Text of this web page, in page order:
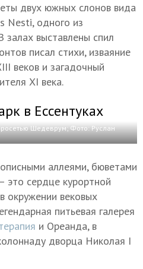
двух южных слонов вида
Nesti, одного из
залах выставлены спил
писал стихи, изваяние
веков и загадочный
XI века.
в Ессентуках
Шедеврум; Фото: Руслан
аллеями, бюветами
это сердце курортной
окружении вековых
питьевая галерея
и Ореанда, в
дворца Николая I